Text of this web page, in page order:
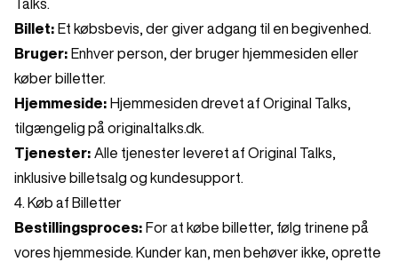
Talks.
Billet: Et købsbevis, der giver adgang til en begivenhed.
Bruger: Enhver person, der bruger hjemmesiden eller
køber billetter.
Hjemmeside: Hjemmesiden drevet af Original Talks,
tilgængelig på originaltalks.dk.
Tjenester: Alle tjenester leveret af Original Talks,
inklusive billetsalg og kundesupport.
4. Køb af Billetter
Bestillingsproces: For at købe billetter, følg trinene på
vores hjemmeside. Kunder kan, men behøver ikke, oprette